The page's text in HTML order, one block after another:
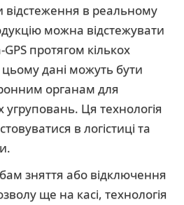
відстеження в реальному
можна відстежувати
протягом кількох
цьому дані можуть бути
органам для
угруповань. Ця технологія
в логістиці та
зняття або відключення
ще на касі, технологія